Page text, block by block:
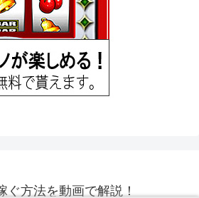
ぐ方法を動画で解説！